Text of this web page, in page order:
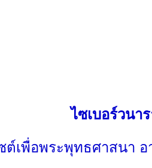
ไซเบอร์วนา
ต์เพื่อพระพุทธศาสนา